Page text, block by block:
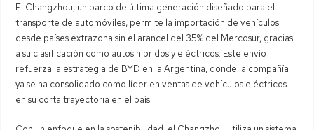
El Changzhou, un barco de última generación diseñado para el
transporte de automóviles, permite la importación de vehículos
desde países extrazona sin el arancel del 35% del Mercosur, gracias
a su clasificación como autos híbridos y eléctricos. Este envío
refuerza la estrategia de BYD en la Argentina, donde la compañía
ya se ha consolidado como líder en ventas de vehículos eléctricos
en su corta trayectoria en el país.